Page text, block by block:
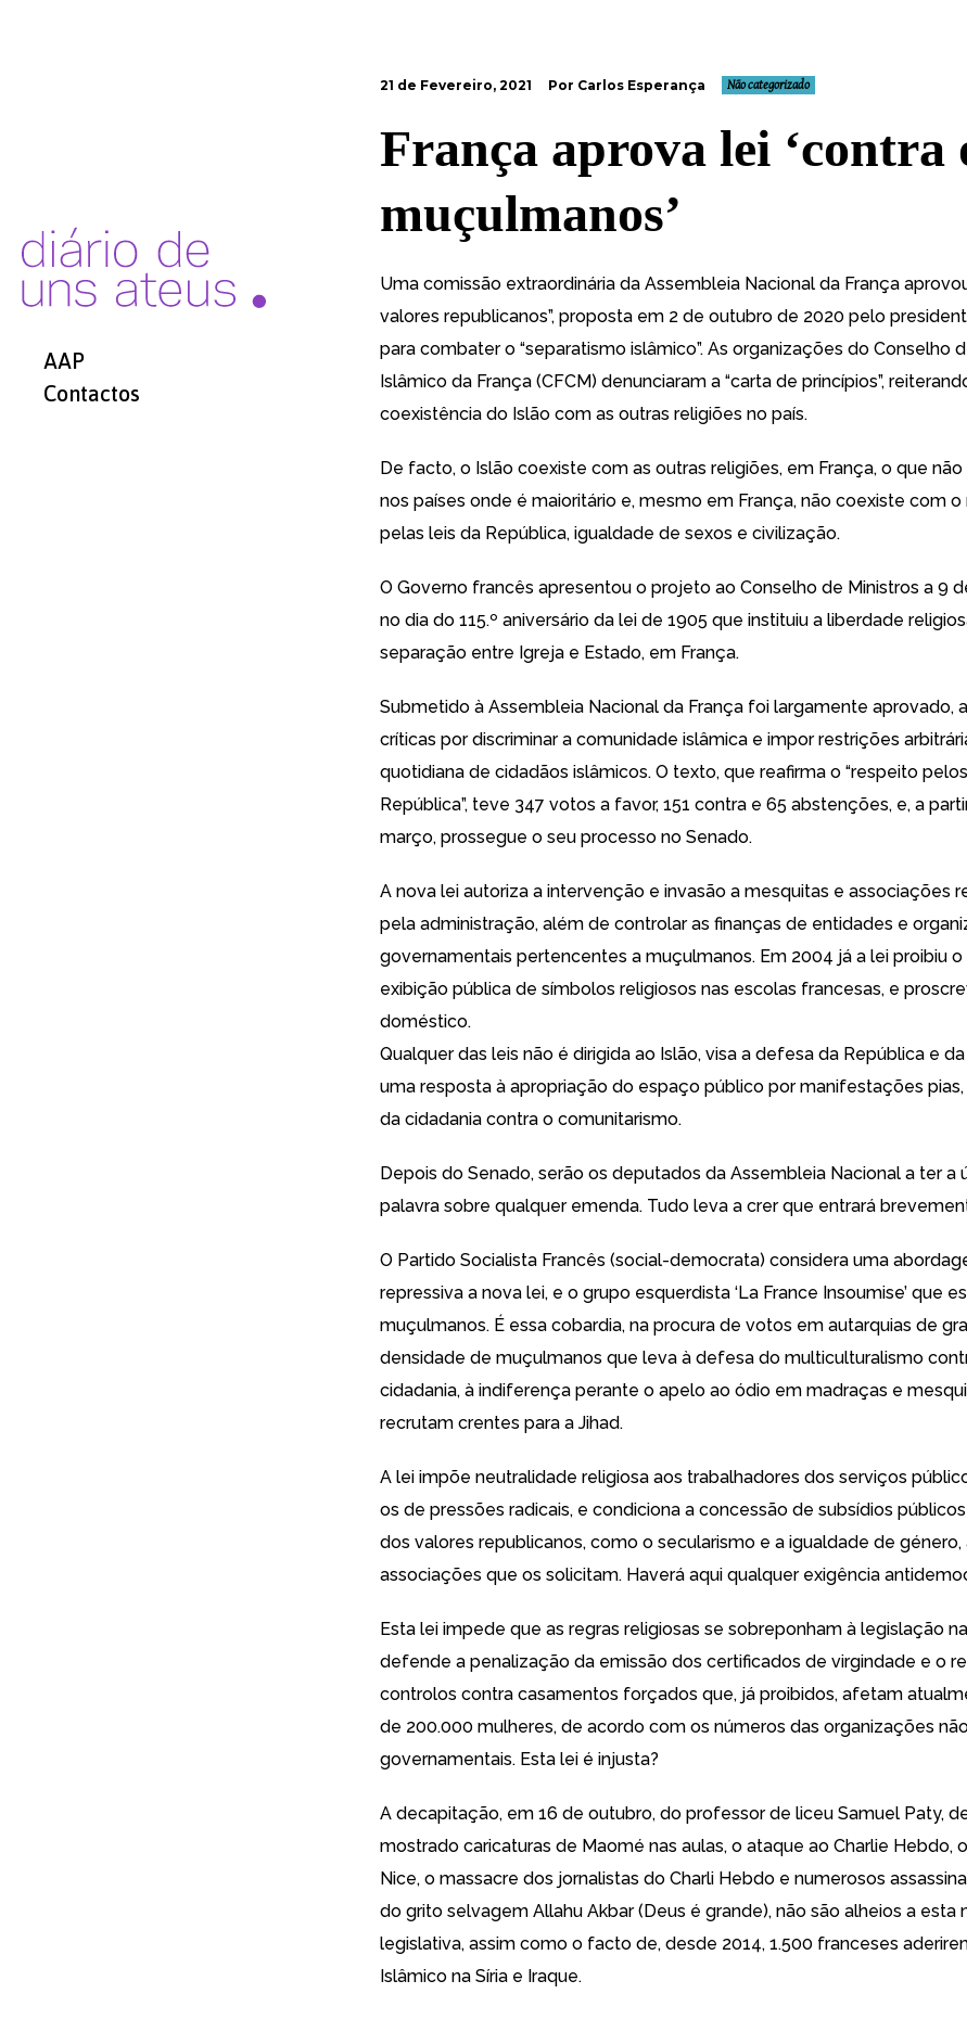
AAP
Contactos
21 de Fevereiro, 2021 Por Carlos Esperança Não categorizado
França aprova lei ‘contra
muçulmanos’
Uma comissão extraordinária da Assembleia Nacional da França
valores republicanos”, proposta em 2 de outubro de 2020 pelo
para combater o “separatismo islâmico”. As organizações do Conselho
Islâmico da França (CFCM) denunciaram a “carta de princípios”,
coexistência do Islão com as outras religiões no país.
De facto, o Islão coexiste com as outras religiões, em França, o que
nos países onde é maioritário e, mesmo em França, não coexiste com
pelas leis da República, igualdade de sexos e civilização.
O Governo francês apresentou o projeto ao Conselho de Ministros a 9
no dia do 115.º aniversário da lei de 1905 que instituiu a liberdade
separação entre Igreja e Estado, em França.
Submetido à Assembleia Nacional da França foi largamente aprovado,
críticas por discriminar a comunidade islâmica e impor restrições
quotidiana de cidadãos islâmicos. O texto, que reafirma o “respeito
República”, teve 347 votos a favor, 151 contra e 65 abstenções, e, a
março, prossegue o seu processo no Senado.
A nova lei autoriza a intervenção e invasão a mesquitas e associações
pela administração, além de controlar as finanças de entidades e
governamentais pertencentes a muçulmanos. Em 2004 já a lei proibiu o
exibição pública de símbolos religiosos nas escolas francesas, e
doméstico.
Qualquer das leis não é dirigida ao Islão, visa a defesa da República e
uma resposta à apropriação do espaço público por manifestações
da cidadania contra o comunitarismo.
Depois do Senado, serão os deputados da Assembleia Nacional a ter a
palavra sobre qualquer emenda. Tudo leva a crer que entrará
O Partido Socialista Francês (social-democrata) considera uma
repressiva a nova lei, e o grupo esquerdista ‘La France Insoumise’ que
muçulmanos. É essa cobardia, na procura de votos em autarquias de
densidade de muçulmanos que leva à defesa do multiculturalismo
cidadania, à indiferença perante o apelo ao ódio em madraças e
recrutam crentes para a Jihad.
A lei impõe neutralidade religiosa aos trabalhadores dos serviços
os de pressões radicais, e condiciona a concessão de subsídios
dos valores republicanos, como o secularismo e a igualdade de género,
associações que os solicitam. Haverá aqui qualquer exigência
Esta lei impede que as regras religiosas se sobreponham à legislação
defende a penalização da emissão dos certificados de virgindade e o
controlos contra casamentos forçados que, já proibidos, afetam
de 200.000 mulheres, de acordo com os números das organizações
governamentais. Esta lei é injusta?
A decapitação, em 16 de outubro, do professor de liceu Samuel Paty,
mostrado caricaturas de Maomé nas aulas, o ataque ao Charlie Hebdo,
Nice, o massacre dos jornalistas do Charli Hebdo e numerosos
do grito selvagem Allahu Akbar (Deus é grande), não são alheios a esta
legislativa, assim como o facto de, desde 2014, 1.500 franceses
Islâmico na Síria e Iraque.